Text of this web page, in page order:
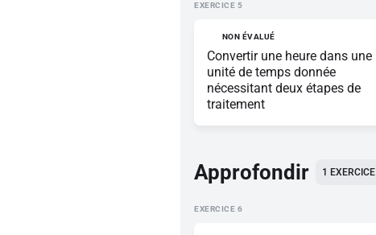
EXERCICE
NON ÉVALUÉ
Convertir une heure dans une
unité de temps donnée
nécessitant deux étapes de
traitement
Approfondir 1 EXERCICE
EXERCICE